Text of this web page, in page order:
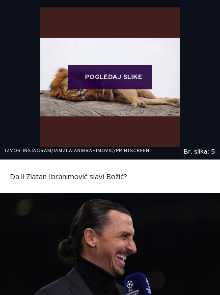
POGLEDAJ SLIKE
IZVOR: INSTAGRAM/IAMZLATANIBRAHIMOVIC/PRINTSCREEN Br. slika: 5
Da li Zlatan Ibrahimović slavi Božić?